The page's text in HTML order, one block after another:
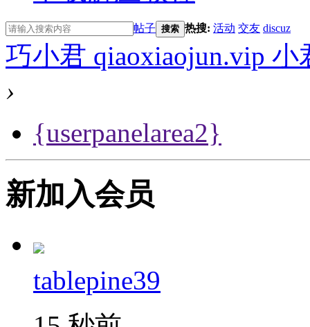
帖子 搜索 热搜: 活动 交友 discuz
巧小君 qiaoxiaojun.vip
›
{userpanelarea2}
新加入会员
tablepine39